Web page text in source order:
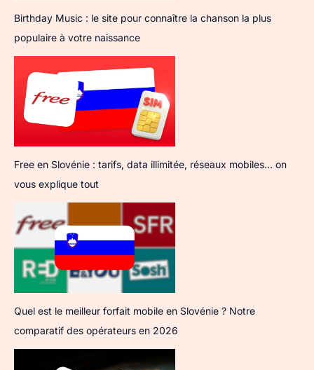
Birthday Music : le site pour connaître la chanson la plus
populaire à votre naissance
Free en Slovénie : tarifs, data illimitée, réseaux mobiles… on
vous explique tout
Quel est le meilleur forfait mobile en Slovénie ? Notre
comparatif des opérateurs en 2026